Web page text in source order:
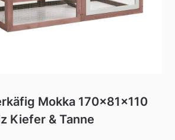
Mokka 170x81x110
Kiefer & Tanne